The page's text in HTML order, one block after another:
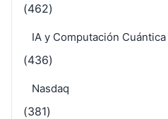
(462)
IA y Computación Cuántica
(436)
Nasdaq
(381)